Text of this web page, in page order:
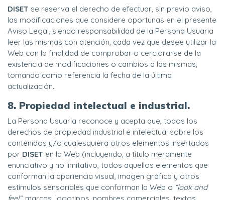
DISET se reserva el derecho de efectuar, sin previo aviso,
las modificaciones que considere oportunas en el presente
Aviso Legal, siendo responsabilidad de la Persona Usuaria
leer las mismas con atención, cada vez que desee utilizar la
Web con la finalidad de comprobar o cerciorarse de la
existencia de modificaciones o cambios a las mismas,
tomando como referencia la fecha de la última
actualización.
8. Propiedad intelectual e industrial.
La Persona Usuaria reconoce y acepta que, todos los
derechos de propiedad industrial e intelectual sobre los
contenidos y/o cualesquiera otros elementos insertados
por DISET en la Web (incluyendo, a título meramente
enunciativo y no limitativo, todos aquellos elementos que
conforman la apariencia visual, imagen gráfica y otros
estímulos sensoriales que conforman la Web o “look and